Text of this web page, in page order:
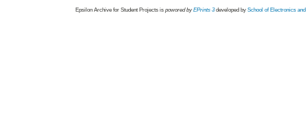
Epsilon Archive for Student Projects is powored byEPrints 3 developed by School of Electronics